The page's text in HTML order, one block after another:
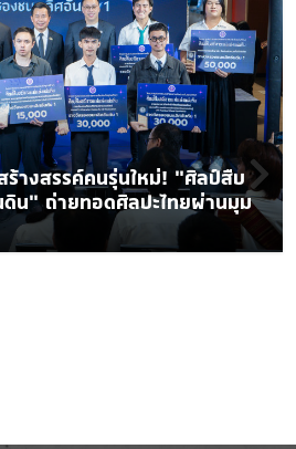
ร้างสรรค์คนรุ่นใหม่! “ศิลป์สืบ
น” ถ่ายทอดศิลปะไทยผ่านมุม